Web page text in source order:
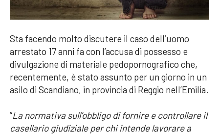
Sta facendo molto discutere il caso dell’uomo
arrestato 17 anni fa con l’accusa di possesso e
divulgazione di materiale pedopornografico che,
recentemente, è stato assunto per un giorno in un
asilo di Scandiano, in provincia di Reggio nell’Emilia.
“La normativa sull’obbligo di fornire e controllare il
casellario giudiziale per chi intende lavorare a